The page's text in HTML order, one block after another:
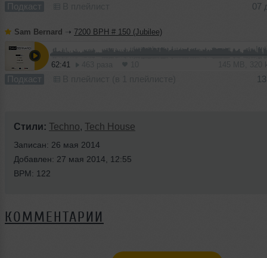
Подкаст 07
Sam Bernard ➝ 7200 BPH # 150 (Jubilee)
62:41
Подкаст
Стили: Techno, Tech House
Записан: 26 мая 2014
Добавлен: 27 мая 2014, 12:55
BPM: 122
КОММЕНТАРИИ